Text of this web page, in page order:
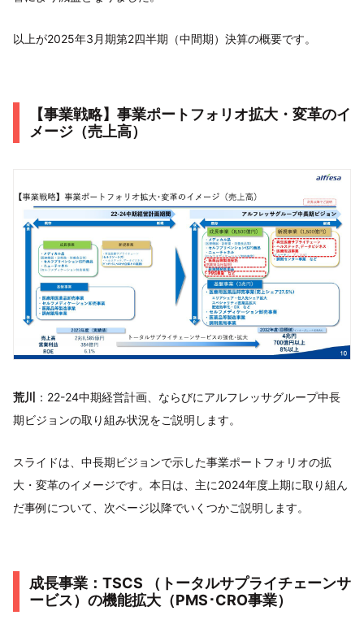
以上が2025年3月期第2四半期（中間期）決算の概要です。
【事業戦略】事業ポートフォリオ拡大・変革のイ
メージ（売上高）
荒川
：22-24中期経営計画、ならびにアルフレッサグループ中長
期ビジョンの取り組み状況をご説明します。
スライドは、中長期ビジョンで示した事業ポートフォリオの拡
大・変革のイメージです。本日は、主に2024年度上期に取り組ん
だ事例について、次ページ以降でいくつかご説明します。
成長事業：TSCS （トータルサプライチェーンサ
ービス）の機能拡大（PMS･CRO事業）